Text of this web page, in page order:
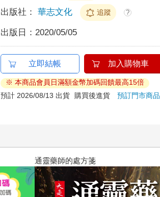
出版社： 華志文化 追蹤 ?
出版日： 2020/05/05
立即結帳 加入購物車
※ 本商品會員日滿額金幣加碼回饋最高15倍
預計 2026/08/13 出貨
購買後進貨預訂門市商品
通靈藥師的處方箋